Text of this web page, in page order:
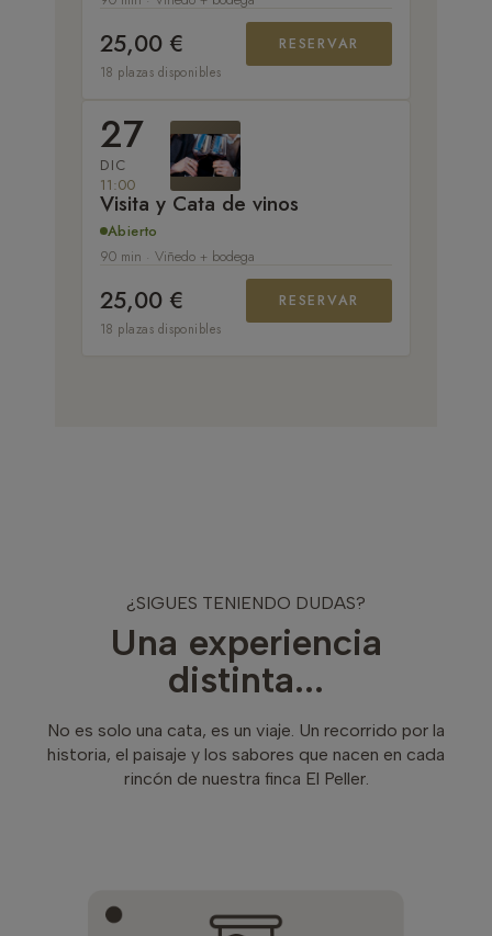
25,00 € RESERVAR
18 plazas disponibles
27
DIC
11:00
Visita y Cata de vinos
Abierto
90 min · Viñedo + bodega
25,00 € RESERVAR
18 plazas disponibles
¿SIGUES TENIENDO DUDAS?
Una experiencia
distinta...
No es solo una cata, es un viaje. Un recorrido por la
historia, el paisaje y los sabores que nacen en cada
rincón de nuestra finca El Peller.